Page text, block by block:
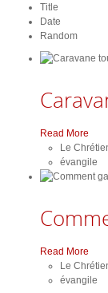
Title
Date
Random
Read More
Le
évangile
Read More
Le
évangile